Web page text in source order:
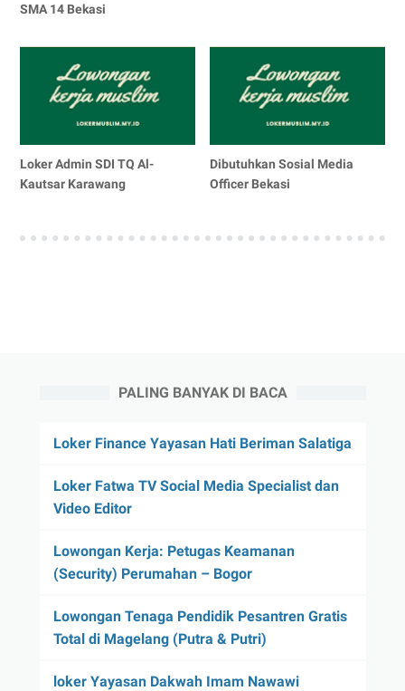
SMA 14 Bekasi
Loker Admin SDI TQ Al-
Kautsar Karawang
Dibutuhkan Sosial Media
Officer Bekasi
PALING BANYAK DI BACA
Loker Finance Yayasan Hati Beriman Salatiga
Loker Fatwa TV Social Media Specialist dan
Video Editor
Lowongan Kerja: Petugas Keamanan
(Security) Perumahan – Bogor
Lowongan Tenaga Pendidik Pesantren Gratis
Total di Magelang (Putra & Putri)
loker Yayasan Dakwah Imam Nawawi